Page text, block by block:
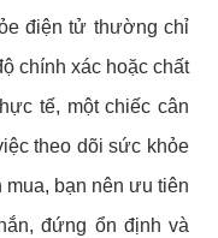
điện tử thường chỉ
chính xác hoặc chất
tế, một chiếc cân
theo dõi sức khỏe
mua, bạn nên ưu tiên
đứng ổn định và